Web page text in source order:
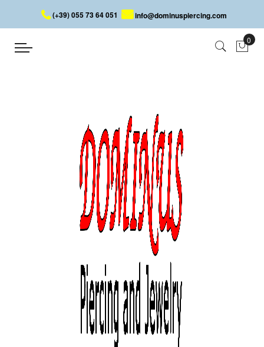
(+39) 055 73 64 051 info@dominuspiercing.com
HELIX PIERCING MIT ZUNGE
HELIX PIERCING MIT ZUNGE